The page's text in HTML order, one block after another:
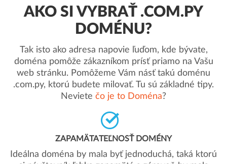
AKO SI VYBRAŤ .COM.PY
DOMÉNU?
Tak isto ako adresa napovie ľuďom, kde bývate,
doména pomôže zákazníkom prísť priamo na Vašu
web stránku. Pomôžeme Vám násť takú doménu
.com.py, ktorú budete milovať. Tu sú základné tipy.
Neviete čo je to Doména?
ZAPAMÄTATEĽNOSŤ DOMÉNY
Ideálna doména by mala byť jednoduchá, taká ktorú